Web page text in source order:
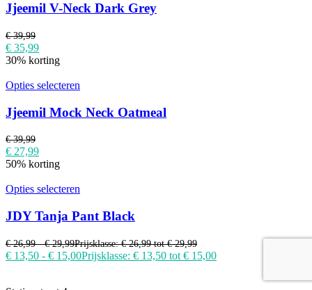
Jjeemil V-Neck Dark Grey
€39,99
€ 35,99
30% korting
Opties selecteren
Jjeemil Mock Neck Oatmeal
€39,99
€ 27,99
50% korting
Opties selecteren
JDY Tanja Pant Black
€26,99 - €29,99Prijsklasse: € 26,99 tot € 29,99
€ 13,50 - € 15,00Prijsklasse: € 13,50 tot € 15,00